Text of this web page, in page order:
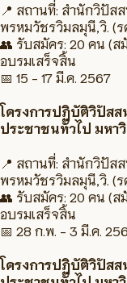
📍 สถานที่: สำนักวิปัส
พรหมวัชรวิมลมุนี,วิ. (ร
👥 รับสมัคร: 20 คน (ส
อบรมเสร็จสิ้น
📅 15 - 17 มี.ค. 2567
โครงการปฏิบัติวิปัส
ประชาชนทั่วไป มหา
📍 สถานที่: สำนักวิปัส
พรหมวัชรวิมลมุนี,วิ. (ร
👥 รับสมัคร: 20 คน (ส
อบรมเสร็จสิ้น
📅 28 ก.พ. - 3 มี.ค.
โครงการปฏิบัติวิปัส